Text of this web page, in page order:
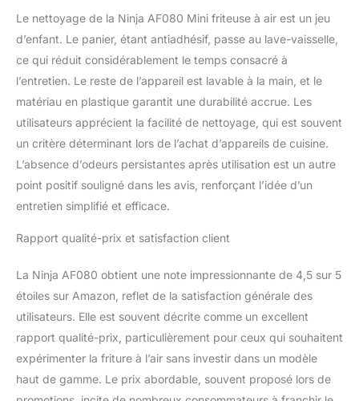
Le nettoyage de la Ninja AF080 Mini friteuse à air est un jeu
d’enfant. Le panier, étant antiadhésif, passe au lave-vaisselle,
ce qui réduit considérablement le temps consacré à
l’entretien. Le reste de l’appareil est lavable à la main, et le
matériau en plastique garantit une durabilité accrue. Les
utilisateurs apprécient la facilité de nettoyage, qui est souvent
un critère déterminant lors de l’achat d’appareils de cuisine.
L’absence d’odeurs persistantes après utilisation est un autre
point positif souligné dans les avis, renforçant l’idée d’un
entretien simplifié et efficace.
Rapport qualité-prix et satisfaction client
La Ninja AF080 obtient une note impressionnante de 4,5 sur 5
étoiles sur Amazon, reflet de la satisfaction générale des
utilisateurs. Elle est souvent décrite comme un excellent
rapport qualité-prix, particulièrement pour ceux qui souhaitent
expérimenter la friture à l’air sans investir dans un modèle
haut de gamme. Le prix abordable, souvent proposé lors de